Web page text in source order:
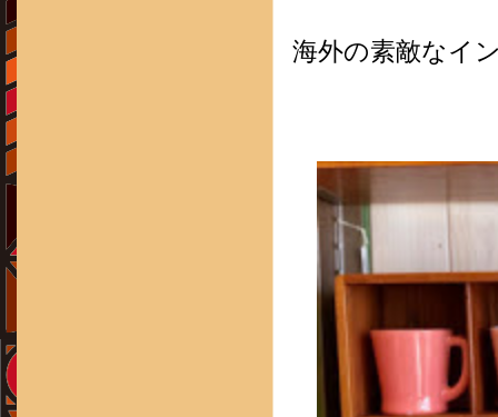
海外の素敵なイ